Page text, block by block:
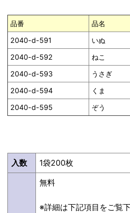
品番 品名
2040-d-591
いぬ
2040-d-592
ねこ
2040-d-593
うさぎ
2040-d-594
くま
2040-d-595
ぞう
入数 1袋200枚
無料
※詳細は下記項目をご覧下